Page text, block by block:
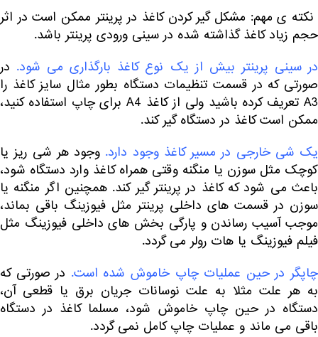
نکته ی مهم: مشکل گیر کردن کاغذ در پرینتر ممکن است در اثر
حجم زیاد کاغذ گذاشته شده در سینی ورودی پرینتر باشد.
در سینی پرینتر بیش از یک نوع کاغذ بارگذاری می شود. در
صورتی که در قسمت تنظیمات دستگاه بطور مثال سایز کاغذ را
A3 تعریف کرده باشید ولی از کاغذ A4 برای چاپ استفاده کنید،
ممکن است کاغذ در دستگاه گیر کند.
یک شی خارجی در مسیر کاغذ وجود دارد. وجود هر شی ریز یا
کوچک مثل سوزن یا منگنه وقتی همراه کاغذ وارد دستگاه شود،
باعث می شود که کاغذ در پرینتر گیر کند. همچنین اگر منگنه یا
سوزن در قسمت های داخلی پرینتر مثل فیوزینگ باقی بماند،
موجب آسیب رساندن و پارگی بخش های داخلی فیوزینگ مثل
فیلم فیوزینگ یا هات رولر می گردد.
چاپگر در حین عملیات چاپ خاموش شده است. در صورتی که
به هر علت مثلا به علت نوسانات جریان برق یا قطعی آن،
دستگاه در حین چاپ خاموش شود، مسلما کاغذ در دستگاه
باقی می ماند و عملیات چاپ کامل نمی گردد.